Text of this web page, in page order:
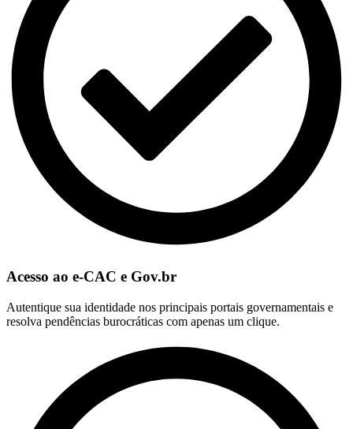
Acesso ao e-CAC e Gov.br
Autentique sua identidade nos principais portais governamentais e
resolva pendências burocráticas com apenas um clique.